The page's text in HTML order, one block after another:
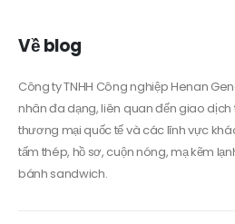
Về blog
Công ty TNHH Công nghiệp Henan
nhân đa dạng, liên quan đến giao dịch
thương mại quốc tế và các lĩnh vực
tấm thép, hồ sơ, cuộn nóng, mạ kẽm
bánh sandwich.